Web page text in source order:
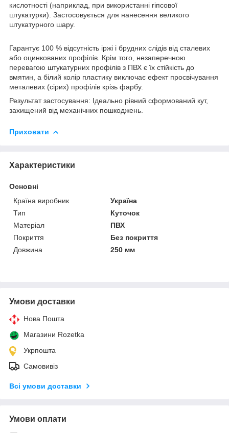
кислотності (наприклад, при використанні гіпсової
штукатурки). Застосовується для нанесення великого
штукатурного шару.
Гарантує 100 % відсутність іржі і брудних слідів від сталевих
або оцинкованих профілів. Крім того, незаперечною
перевагою штукатурних профілів з ПВХ є їх стійкість до
вмятин, а білий колір пластику виключає ефект просвічування
металевих (сірих) профілів крізь фарбу.
Результат застосування: Ідеально рівний сформований кут,
захищений від механічних пошкоджень.
Приховати
Характеристики
Основні
Країна виробник
Україна
Тип
Куточок
Матеріал
ПВХ
Покриття
Без покриття
Довжина
250 мм
Умови доставки
Нова Пошта
Магазини Rozetka
Укрпошта
Самовивіз
Всі умови доставки
Умови оплати